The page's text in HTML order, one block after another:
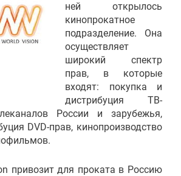
ней открылось
кинопрокатное
подразделение. Она
осуществляет
широкий спектр
прав, в которые
входят: покупка и
дистрибуция ТВ-
России и зарубежья,
DVD-прав, кинопроизводство
привозит для проката в Россию